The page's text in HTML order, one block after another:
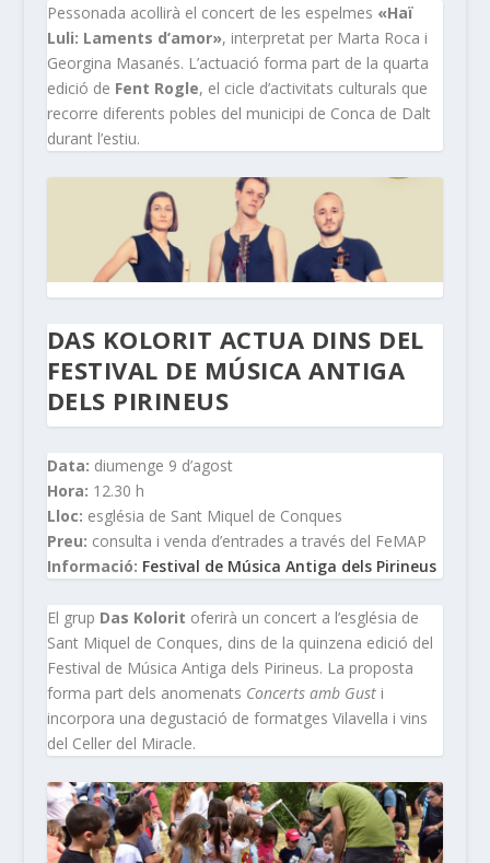
Pessonada acollirà el concert de les espelmes «Haï
Luli: Laments d’amor», interpretat per Marta Roca i
Georgina Masanés. L’actuació forma part de la quarta
edició de Fent Rogle, el cicle d’activitats culturals que
recorre diferents pobles del municipi de Conca de Dalt
durant l’estiu.
DAS KOLORIT ACTUA DINS DEL
FESTIVAL DE MÚSICA ANTIGA
DELS PIRINEUS
Data: diumenge 9 d’agost
Hora: 12.30 h
Lloc: església de Sant Miquel de Conques
Preu: consulta i venda d’entrades a través del FeMAP
Informació: Festival de Música Antiga dels Pirineus
El grup Das Kolorit oferirà un concert a l’església de
Sant Miquel de Conques, dins de la quinzena edició del
Festival de Música Antiga dels Pirineus. La proposta
forma part dels anomenats Concerts amb Gusti
incorpora una degustació de formatges Vilavella i vins
del Celler del Miracle.